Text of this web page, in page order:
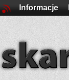
Informacje